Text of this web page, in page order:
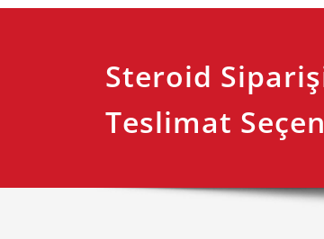
Steroid
Teslimat